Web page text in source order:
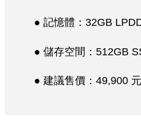
● 記憶體：32GB
● 儲存空間：512GB
● 建議售價：49,900 元